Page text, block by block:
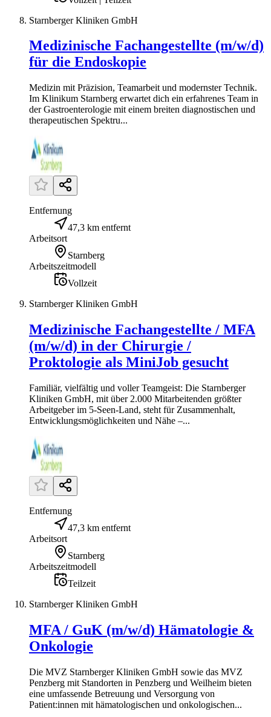
Starnberger Kliniken GmbH
Medizinische Fachangestellte (m/w/d)
für die Endoskopie
Medizin mit Präzision, Teamarbeit und modernster Technik.
Im Klinikum Starnberg erwartet dich ein erfahrenes Team in
der Gastroenterologie mit einem breiten diagnostischen und
therapeutischen Spektru...
Entfernung
47,3 km entfernt
Arbeitsort
Starnberg
Arbeitszeitmodell
Vollzeit
Starnberger Kliniken GmbH
Medizinische Fachangestellte / MFA
(m/w/d) in der Chirurgie /
Proktologie als MiniJob gesucht
Familiär, vielfältig und voller Teamgeist: Die Starnberger
Kliniken GmbH, mit über 2.000 Mitarbeitenden größter
Arbeitgeber im 5-Seen-Land, steht für Zusammenhalt,
Entwicklungsmöglichkeiten und Nähe –...
Entfernung
47,3 km entfernt
Arbeitsort
Starnberg
Arbeitszeitmodell
Teilzeit
Starnberger Kliniken GmbH
MFA / GuK (m/w/d) Hämatologie &
Onkologie
Die MVZ Starnberger Kliniken GmbH sowie das MVZ
Penzberg mit Standorten in Penzberg und Weilheim bieten
eine umfassende Betreuung und Versorgung von
Patient:innen mit hämatologischen und onkologischen...